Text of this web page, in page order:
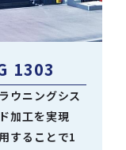
1303
ウニングシス
加工を実現
することで1